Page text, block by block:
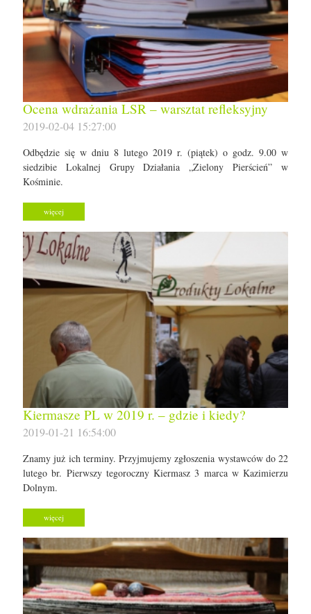
Ocena wdrażania LSR – warsztat refleksyjny
2019-02-04 15:27:00
Odbędzie się w dniu 8 lutego 2019 r. (piątek) o godz. 9.00 w
siedzibie Lokalnej Grupy Działania „Zielony Pierścień” w
Kośminie.
więcej
Kiermasze PL w 2019 r. – gdzie i kiedy?
2019-01-21 16:54:00
Znamy już ich terminy. Przyjmujemy zgłoszenia wystawców do 22
lutego br. Pierwszy tegoroczny Kiermasz 3 marca w Kazimierzu
Dolnym.
więcej